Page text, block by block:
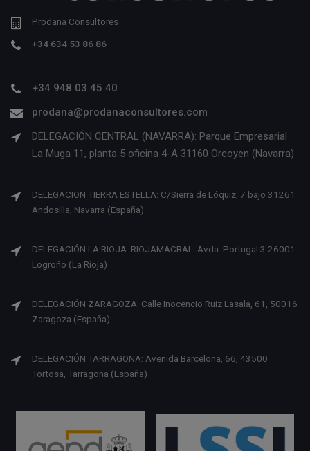
Prodana Consultores
+34 634 53 86 86
+34 948 03 45 40
prodana@prodanaconsultores.com
DELEGACIÓN CENTRAL (NAVARRA): Parque Empresarial
La Muga 11, planta 5 oficina 4-A 31160 Orcoyen (Navarra)
DELEGACION TIERRA ESTELLA: C/Sierra de Lóquiz, 7 bajo 31261
Andosilla, Navarra (España)
DELEGACIÓN LA RIOJA: RIOJAMACRAL. Avda. Portugal 3 26001
Logroño (La Rioja)
DELEGACIÓN ZARAGOZA: Calle Inocencio Ruiz Lasala, 61, 50016
Zaragoza (España)
DELEGACIÓN TARRAGONA: Avenida Barcelona, 66, 43500
Tortosa, Tarragona (España)